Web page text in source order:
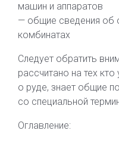
машин и аппаратов
— общие сведения об
комбинатах
Следует обратить
рассчитано на тех
о руде, знает общие
со специальной
Оглавление: